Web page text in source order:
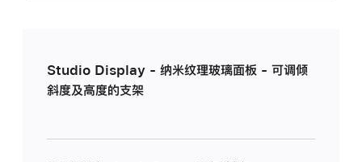
Studio Display - 纳米纹理玻璃面板 - 可调倾
斜度及高度的支架